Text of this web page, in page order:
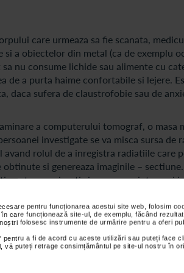
pentru funcționarea acestui site web, folosim
care funcționează site-ul, de exemplu, făcând
folosesc instrumente de urmărire pentru a oferi
pentru a fi de acord cu aceste utilizări sau puteți face
vă puteți retrage consimțământul pe site-ul nostru în
care urmeaza sa fie scanata,
a obiectelor din metal (ca de exemplu
nu consume lichide sau alimente cu
de a purta haime confortabile si lejere.
daca sufera de claustrofobie sau de
a computerului tomograf, o masa
investigate se va misca sursa de
rolul de a inregistra radiatiile care
si genereaza imaginile –
stea nemiscati si sa urmeze intocmai
tomograf sa fie evitate aproape in